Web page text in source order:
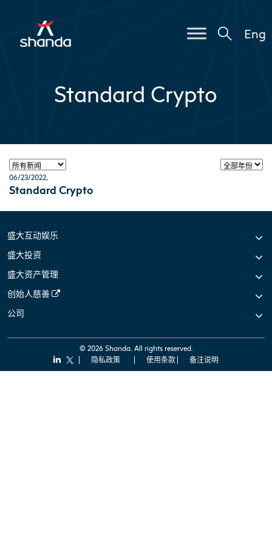
Eng
Standard Crypto
06/23/2022,
Standard Crypto
盛大互动娱乐
盛大投资
盛大资产管理
创始人慈善
公司
© 2026 Shanda. All rights reserved.
隐私政策
使用条款 备注说明